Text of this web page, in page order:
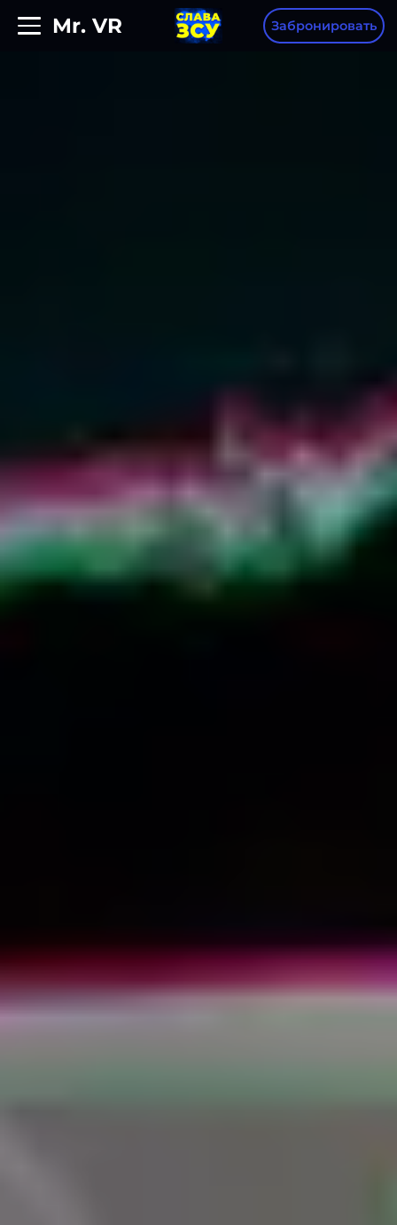
Mr. VR Забронировать